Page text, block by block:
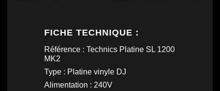
FICHE TECHNIQUE :
Référence : Technics Platine SL 1200
MK2
Type : Platine vinyle DJ
Alimentation : 240V